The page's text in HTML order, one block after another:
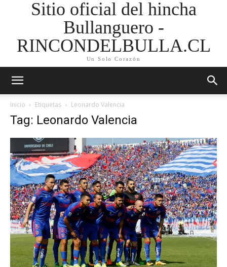
Sitio oficial del hincha
Bullanguero -
RINCONDELBULLA.CL
Un Solo Corazón
Inicio Etiquetas Leonardo Valencia
Tag: Leonardo Valencia